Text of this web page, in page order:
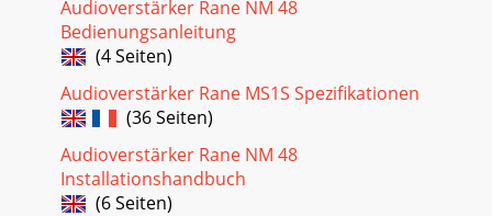
Audioverstärker Rane NM 48
Bedienungsanleitung
(4 Seiten)
Audioverstärker Rane MS1S Spezifikationen
(36 Seiten)
Audioverstärker Rane NM 48
Installationshandbuch
(6 Seiten)